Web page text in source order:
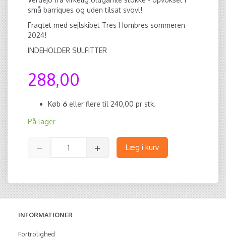
små barriques og uden tilsat svovl!
Fragtet med sejlskibet Tres Hombres sommeren
2024!
INDEHOLDER SULFITTER
288,00
Køb 6 eller flere til 240,00 pr stk.
På lager
Læg i kurv
INFORMATIONER
Fortrolighed